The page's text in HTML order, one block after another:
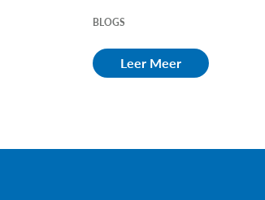
BLOGS
Leer Meer